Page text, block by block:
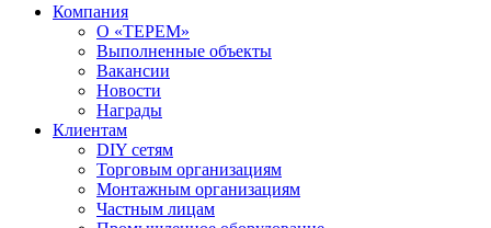
Компания
О «ТЕРЕМ»
Выполненные объекты
Вакансии
Новости
Награды
Клиентам
DIY сетям
Торговым организациям
Монтажным организациям
Частным лицам